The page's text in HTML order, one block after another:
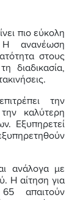
πιο εύκολη
Η ανανέωση
στους
διαδικασία,
την
καλύτερη
Εξυπηρετεί
ανάλογα με
Η αίτηση για
απαιτούν